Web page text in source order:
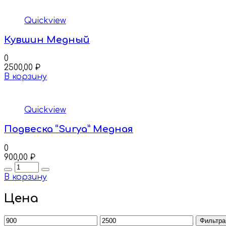
Quickview
Кувшин Медный
0
2500,00 ₽
В корзину
Quickview
Подвеска “Surya” Медная
0
900,00 ₽
Quantity
В корзину
Цена
Минимальная
Максимальная